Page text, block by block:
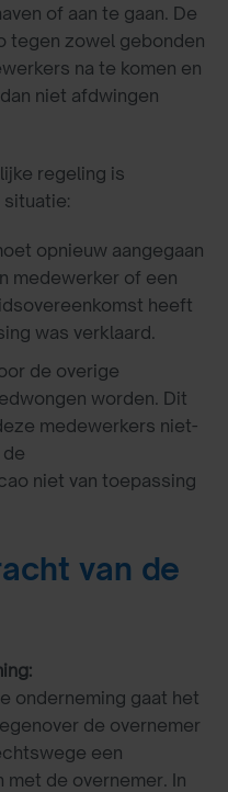
of aan te gaan. De
tegen zowel gebonden
na te komen en
niet afdwingen
regeling is
opnieuw aangegaan
medewerker of een
heeft
was verklaard.
de overige
worden. Dit
medewerkers niet-
niet van toepassing
van de
onderneming gaat het
de overnemer
een
de overnemer. In